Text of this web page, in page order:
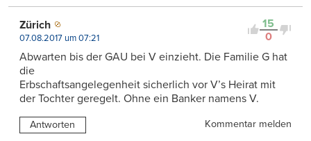
15
0
Zürich
07.08.2017 um 07:21
Abwarten bis der GAU bei V einzieht. Die Familie G hat
die
Erbschaftsangelegenheit sicherlich vor V’s Heirat mit
der Tochter geregelt. Ohne ein Banker namens V.
Antworten Kommentar melden